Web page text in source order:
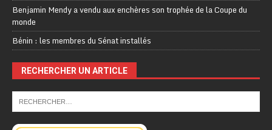
Benjamin Mendy a vendu aux enchères son trophée de la Coupe du
monde
Bénin : les membres du Sénat installés
RECHERCHER UN ARTICLE